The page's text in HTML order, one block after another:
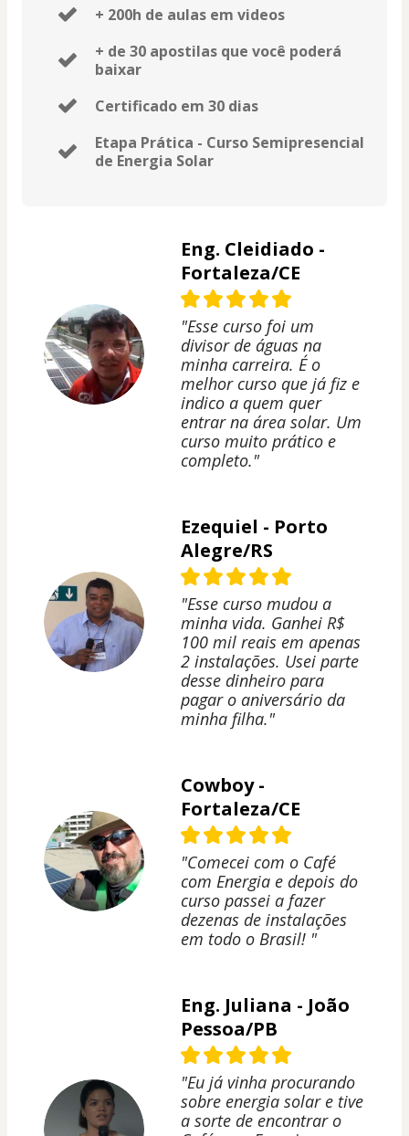
+ 200h de aulas em videos
+ de 30 apostilas que você poderá
baixar
Certificado em 30 dias
Etapa Prática - Curso Semipresencial
de Energia Solar
Eng. Cleidiado -
Fortaleza/CE
"Esse curso foi um
divisor de águas na
minha carreira. É o
melhor curso que já fiz e
indico a quem quer
entrar na área solar. Um
curso muito prático e
completo."
Ezequiel - Porto
Alegre/RS
"Esse curso mudou a
minha vida. Ganhei R$
100 mil reais em apenas
2 instalações. Usei parte
desse dinheiro para
pagar o aniversário da
minha filha."
Cowboy -
Fortaleza/CE
"Comecei com o Café
com Energia e depois do
curso passei a fazer
dezenas de instalações
em todo o Brasil! "
Eng. Juliana - João
Pessoa/PB
"Eu já vinha procurando
sobre energia solar e tive
a sorte de encontrar o